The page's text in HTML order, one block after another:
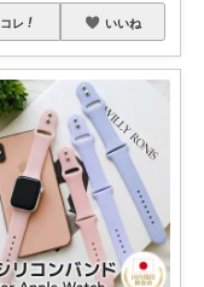
コレ いいね